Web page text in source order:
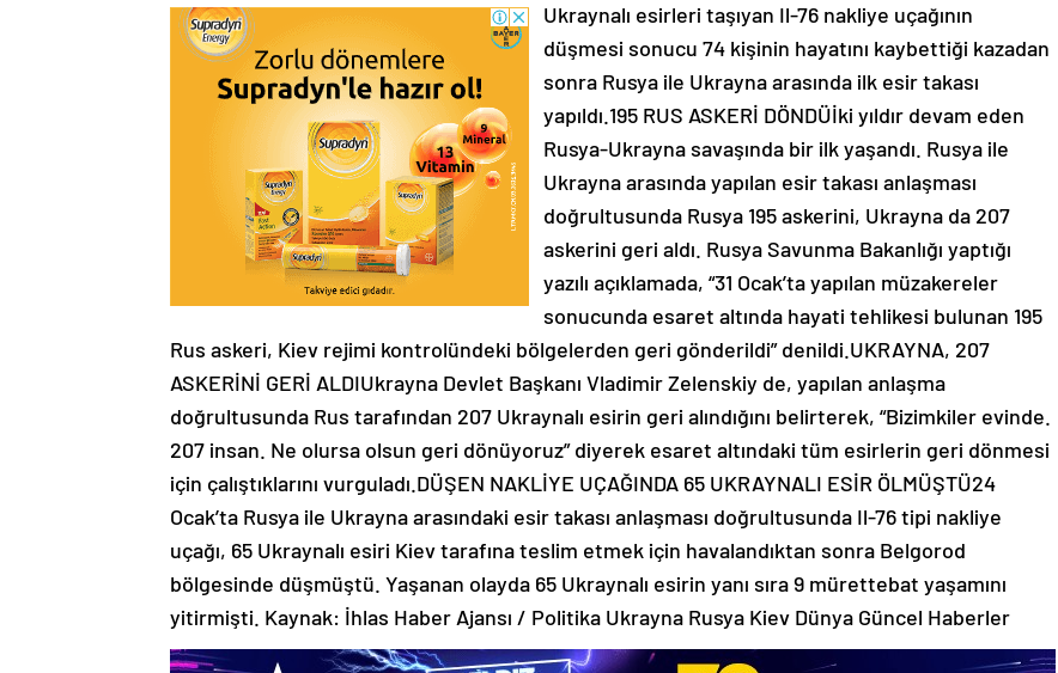
Ukraynalı esirleri taşıyan Il-76 nakliye uçağının
düşmesi sonucu 74 kişinin hayatını kaybettiği kazadan
sonra Rusya ile Ukrayna arasında ilk esir takası
yapıldı.195 RUS ASKERİ DÖNDÜİki yıldır devam eden
Rusya-Ukrayna savaşında bir ilk yaşandı. Rusya ile
Ukrayna arasında yapılan esir takası anlaşması
doğrultusunda Rusya 195 askerini, Ukrayna da 207
askerini geri aldı. Rusya Savunma Bakanlığı yaptığı
yazılı açıklamada, “31 Ocak’ta yapılan müzakereler
sonucunda esaret altında hayati tehlikesi bulunan 195
Rus askeri, Kiev rejimi kontrolündeki bölgelerden geri gönderildi” denildi.UKRAYNA, 207
ASKERİNİ GERİ ALDIUkrayna Devlet Başkanı Vladimir Zelenskiy de, yapılan anlaşma
doğrultusunda Rus tarafından 207 Ukraynalı esirin geri alındığını belirterek, “Bizimkiler evinde.
207 insan. Ne olursa olsun geri dönüyoruz” diyerek esaret altındaki tüm esirlerin geri dönmesi
için çalıştıklarını vurguladı.DÜŞEN NAKLİYE UÇAĞINDA 65 UKRAYNALI ESİR ÖLMÜŞTÜ24
Ocak’ta Rusya ile Ukrayna arasındaki esir takası anlaşması doğrultusunda Il-76 tipi nakliye
uçağı, 65 Ukraynalı esiri Kiev tarafına teslim etmek için havalandıktan sonra Belgorod
bölgesinde düşmüştü. Yaşanan olayda 65 Ukraynalı esirin yanı sıra 9 mürettebat yaşamını
yitirmişti. Kaynak: İhlas Haber Ajansı / Politika Ukrayna Rusya Kiev Dünya Güncel Haberler